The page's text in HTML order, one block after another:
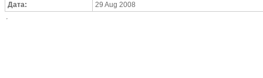
Дата:
29 Aug 2008